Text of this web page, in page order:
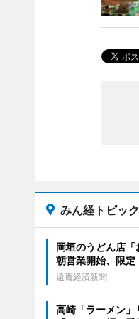
みん経トピッ
岡垣のうどん店
朝営業開始、限定
遠賀経済新聞
高崎「ラーメン